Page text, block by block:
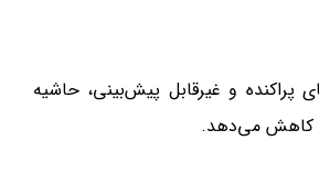
پراکنده و غیرقابل پیش‌بینی، حاشیه
کاهش می‌دهد.